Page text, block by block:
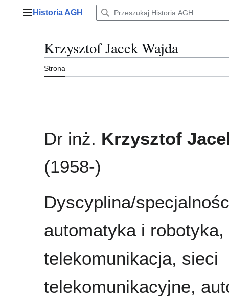
Menu główne
Historia AGH
Krzysztof Jacek Wajda
Strona
Dr inż. Krzysztof
(1958-)
Dyscyplina/
automatyka i robotyka,
telekomunikacja, sieci
telekomunikacyjne,